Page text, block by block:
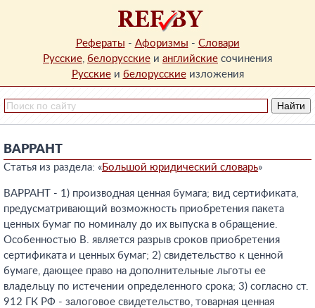
Рефераты - Афоризмы - Словари
Русские, белорусские и английские сочинения
Русскиеи белорусскиеизложения
ВАРРАНТ
Статья из раздела: «Большой юридический словарь»
ВАРРАНТ - 1) производная ценная бумага; вид сертификата,
предусматривающий возможность приобретения пакета
ценных бумаг по номиналу до их выпуска в обращение.
Особенностью В. является разрыв сроков приобретения
сертификата и ценных бумаг; 2) свидетельство к ценной
бумаге, дающее право на дополнительные льготы ее
владельцу по истечении определенного срока; 3) согласно ст.
912 ГК РФ - залоговое свидетельство, товарная ценная